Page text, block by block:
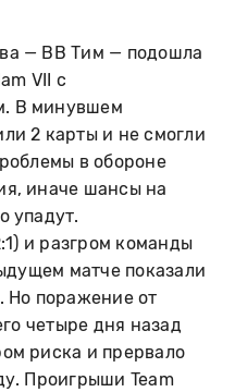
— BB Тим — подошла
VII с
В минувшем
2 карты и не смогли
в обороне
иначе шансы на
упадут.
и разгром команды
матче показали
Но поражение от
четыре дня назад
риска и прервало
Проигрыши Team